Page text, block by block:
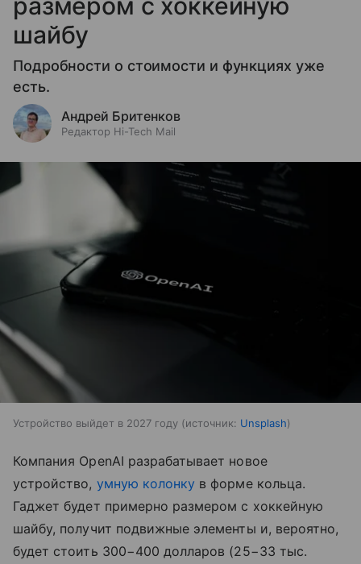
шайбу
Подробности о стоимости и функциях уже
есть.
Андрей Бритенков
Редактор Hi-Tech Mail
Устройство выйдет в 2027 году источник: Unsplash
Компания OpenAI разрабатывает новое
устройство, умную колонку в форме кольца.
Гаджет будет примерно размером с хоккейную
шайбу, получит подвижные элементы и, вероятно,
будет стоить 300−400 долларов (25−33 тыс.